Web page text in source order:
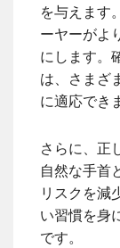
を与えます
ーヤーがよ
にします。
は、さまざ
に適応でき
さらに、正
自然な手首
リスクを減
い習慣を身
です。